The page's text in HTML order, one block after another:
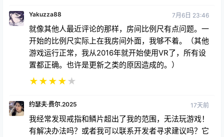
Yakuzza88 7月6日 23:46
就像其他人最近评论的那样，房间比例尺有点问题。一
开始的比例尺实际上在我房间外面，我够不着。（其他
游戏运行正常，我从2016年就开始使用VR了，所有设
置都正确。也许是更新之类的原因造成的。）
★★★★★
约瑟夫·费尔.2025 17天前
我经常发现戒指和鳞片超出了我的范围，无法玩游戏！
有解决办法吗？或者我可以联系开发者寻求建议吗？它